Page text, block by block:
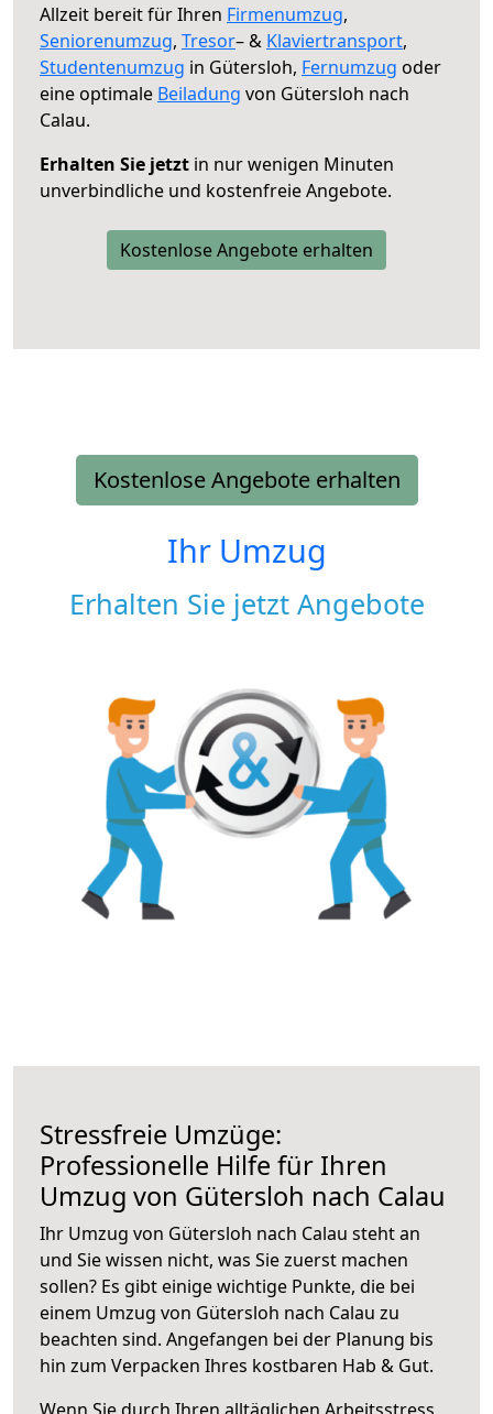
Allzeit bereit für Ihren Firmenumzug,
Seniorenumzug, Tresor– & Klaviertransport,
Studentenumzug in Gütersloh, Fernumzug oder
eine optimale Beiladung von Gütersloh nach
Calau.
Erhalten Sie jetzt in nur wenigen Minuten
unverbindliche und kostenfreie Angebote.
Kostenlose Angebote erhalten
Kostenlose Angebote erhalten
Ihr Umzug
Erhalten Sie jetzt Angebote
Stressfreie Umzüge:
Professionelle Hilfe für Ihren
Umzug von Gütersloh nach Calau
Ihr Umzug von Gütersloh nach Calau steht an
und Sie wissen nicht, was Sie zuerst machen
sollen? Es gibt einige wichtige Punkte, die bei
einem Umzug von Gütersloh nach Calau zu
beachten sind. Angefangen bei der Planung bis
hin zum Verpacken Ihres kostbaren Hab & Gut.